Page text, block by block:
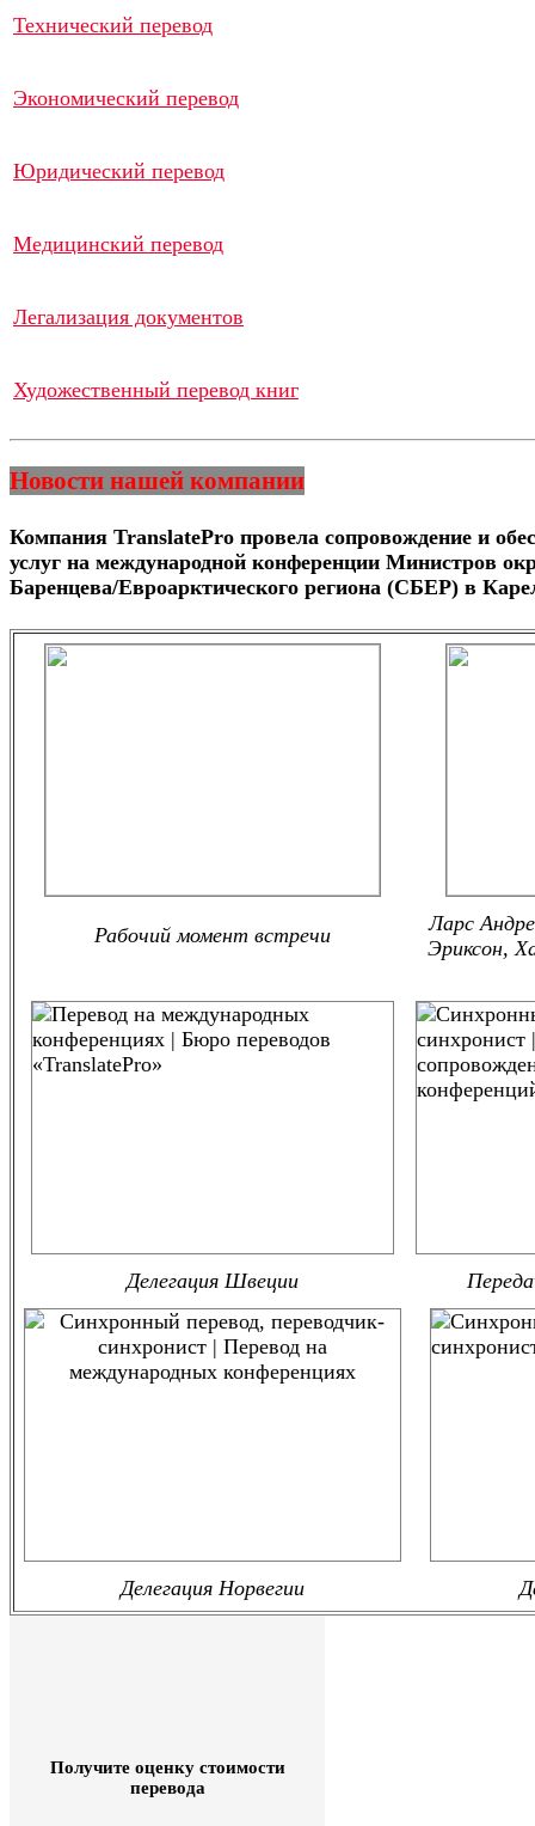
Технический перевод
Экономический перевод
Юридический перевод
Медицинский перевод
Легализация документов
Художественный перевод книг
Новости нашей компании
Компания TranslatePro провела сопровождение и
услуг на международной конференции Министров
Баренцева/Евроарктического региона (СБЕР) в
Рабочий момент встречи
Ларс
Эриксон,
Делегация Швеции
Делегация Норвегии
Получите оценку стоимости
перевода